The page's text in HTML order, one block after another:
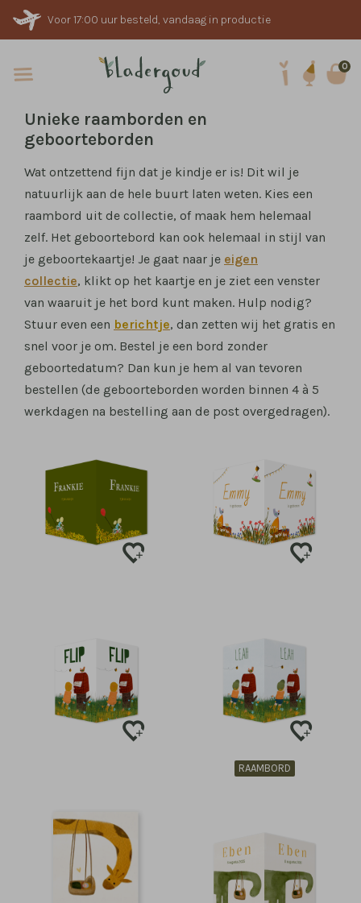
Voor 17:00 uur besteld, vandaag in productie
0
Unieke raamborden en
geboorteborden
Wat ontzettend fijn dat je kindje er is! Dit wil je
natuurlijk aan de hele buurt laten weten. Kies een
raambord uit de collectie, of maak hem helemaal
zelf. Het geboortebord kan ook helemaal in stijl van
je geboortekaartje! Je gaat naar je eigen
collectie, klikt op het kaartje en je ziet een venster
van waaruit je het bord kunt maken. Hulp nodig?
Stuur even een berichtje, dan zetten wij het gratis en
snel voor je om. Bestel je een bord zonder
geboortedatum? Dan kun je hem al van tevoren
bestellen (de geboorteborden worden binnen 4 à 5
werkdagen na bestelling aan de post overgedragen).
RAAMBORD